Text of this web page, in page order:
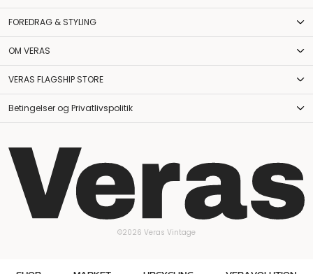
FOREDRAG & STYLING
OM VERAS
VERAS FLAGSHIP STORE
Betingelser og Privatlivspolitik
©2026 Veras Vintage